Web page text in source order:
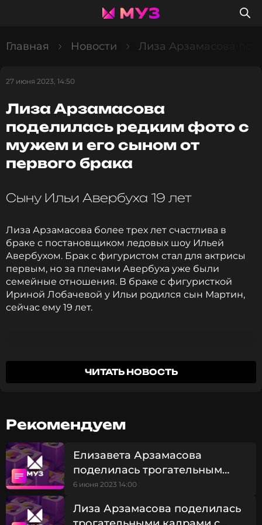
Главная Новости Лиза Арзамасова
27 июня 2023, 14:50
Лиза Арзамасова
поделилась редким фото с
мужем и его сыном от
первого брака
Сыну Ильи Авербуха 19 лет
Лиза Арзамасова более трех лет счастлива в
браке с постановщиком ледовых шоу Ильей
Авербухом. Брак с фигуристом стал для актрисы
первым, но за плечами Авербуха уже были
семейные отношения. В браке с фигуристкой
Ириной Лобачевой у Ильи родился сын Мартин,
сейчас ему 19 лет.
построить доверительные отношения с сыном
Авербуха от первого брака. Актриса в личном
разводного моста в Санкт-Петербурге.
«Питерское белоночное»,- написала актриса под
публикацией.
Ранее Елизавета Арзамасова поделилась
трогательным архивным фото с мужем и
сыном.
ЧИТАТЬ НОВОСТЬ
Рекомендуем
Елизавета Арзамасова
поделилась трогательным
архивным фото с мужем и
6 июня 2023 14:00
Лиза Арзамасова поделилась